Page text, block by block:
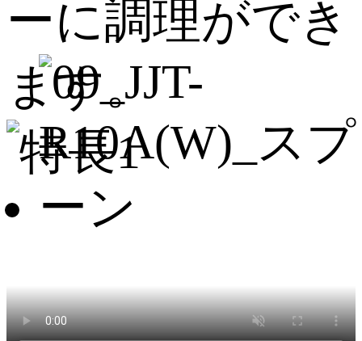
ーに調理ができ
ます。